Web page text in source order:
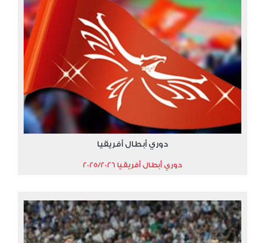
دوري أبطال أفريقيا
دوري أبطال أفريقيا 2025/2026